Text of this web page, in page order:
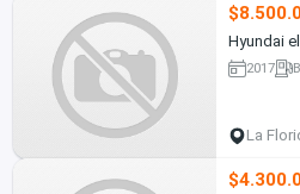
Hyundai
2017
La